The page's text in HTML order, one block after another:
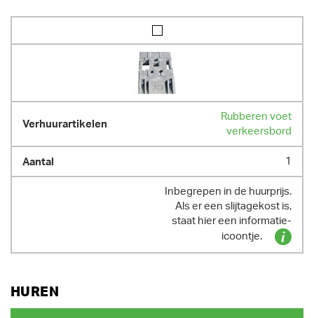
Rubberen voet
verkeersbord
1
Inbegrepen in de huurprijs.
Als er een slijtagekost is,
staat hier een informatie-
icoontje.
HUREN